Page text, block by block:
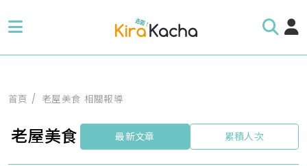
首頁 老屋美食 相關報導
老屋美食 最新文章 累積人次